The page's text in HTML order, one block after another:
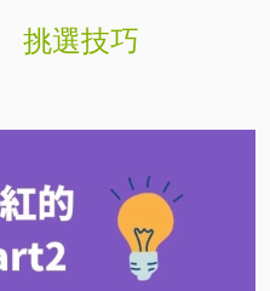
挑選技巧